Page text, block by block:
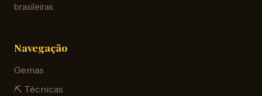
brasileiras.
Navegação
Gemas
⛏️ Técnicas